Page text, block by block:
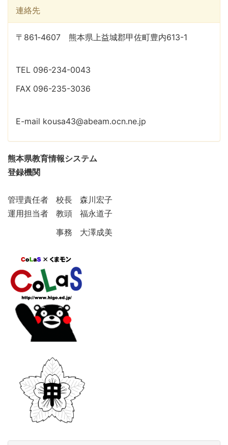
連絡先
〒861‐4607 熊本県上益城郡甲佐町豊内613-1
TEL 096-234-0043
FAX 096-235-3036
E-mail kousa43@abeam.ocn.ne.jp
熊本県教育情報システム
登録機関
管理責任者 校長 森川宏子
運用担当者 教頭 福永道子
事務 大澤成美